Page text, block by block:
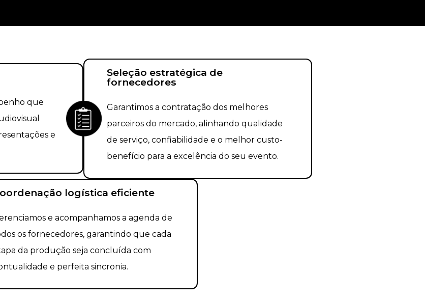
que
e
Seleção estratégica de
fornecedores
Garantimos a contratação dos melhores
parceiros do mercado, alinhando qualidade
de serviço, confiabilidade e o melhor custo-
benefício para a excelência do seu evento.
logística eficiente
e acompanhamos a agenda de
os fornecedores, garantindo que cada
da produção seja concluída com
e perfeita sincronia.